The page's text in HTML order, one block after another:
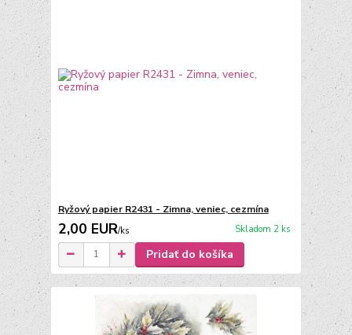
Ryžový papier R2431 - Zimna, veniec, cezmína
2,00 EUR/ks Skladom 2 ks
Pridať do košíka